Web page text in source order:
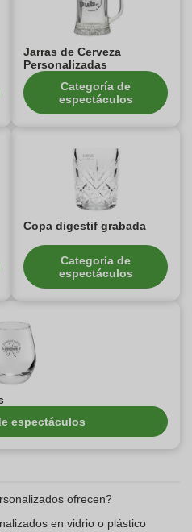
Jarras de Cerveza
Personalizadas
Categoría de
espectáculos
Copa digestif grabada
Categoría de
espectáculos
espectáculos
ofrecen?
en vidrio o plástico